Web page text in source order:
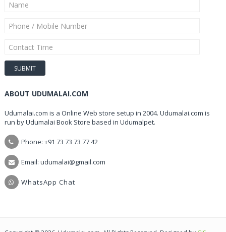
ABOUT UDUMALAI.COM
Udumalai.com is a Online Web store setup in 2004. Udumalai.com is
run by Udumalai Book Store based in Udumalpet.
Phone: +91 73 73 73 77 42
Email: udumalai@gmail.com
WhatsApp Chat